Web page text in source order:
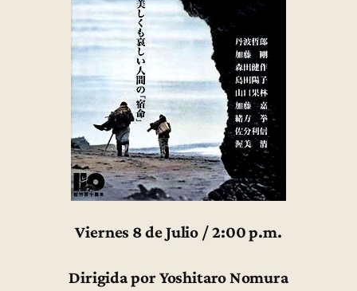
Viernes 8 de Julio / 2:00 p.m.
Dirigida por Yoshitaro Nomura